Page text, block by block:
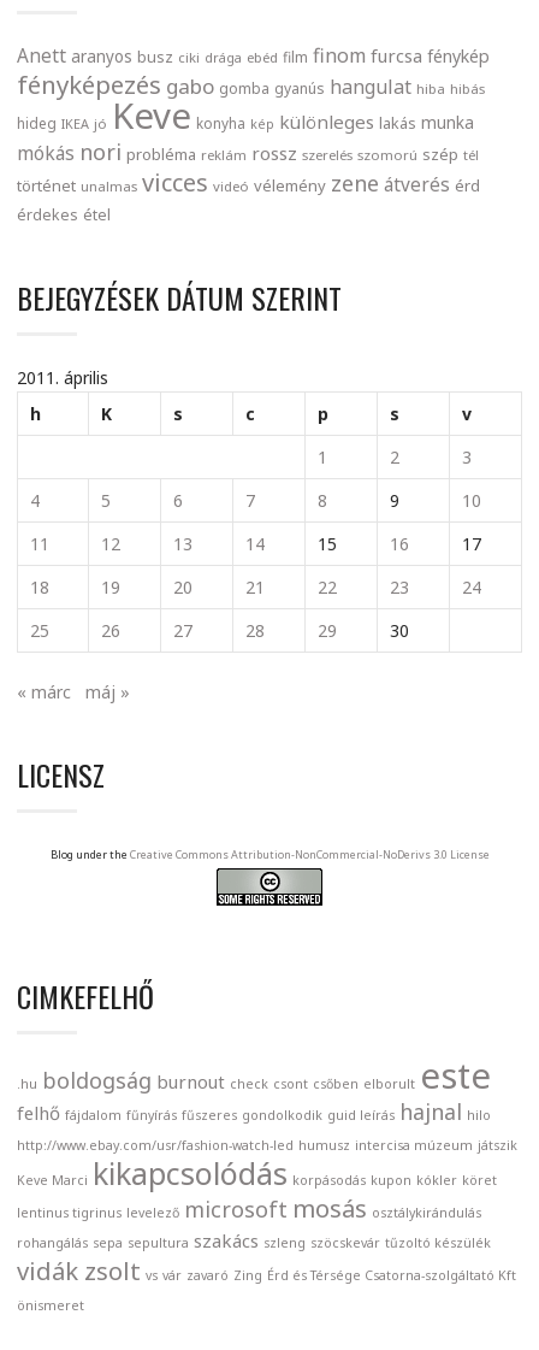
Anett aranyos busz ciki drága ebéd film finom furcsa fénykép
fényképezés gabo gomba gyanús hangulat hiba hibás
hideg IKEA jó Keve konyha kép különleges lakás munka
mókás nori probléma reklám rossz szerelés szomorú szép tél
történet unalmas vicces videó vélemény zene átverés érd
érdekes étel
BEJEGYZÉSEK DÁTUM SZERINT
2011. április
h
K s c p s
v
1
2
3
4
5 6 7 8 9
10
11
12 13 14 15 16
17
18
19 20 21 22 23
24
25
26 27 28 29 30
« márc máj »
LICENSZ
Blog under the Creative Commons Attribution-NonCommercial-NoDerivs 3.0 License
CIMKEFELHŐ
.hu boldogság burnout check csont csőben elborult este
felhő fájdalom fűnyírás fűszeres gondolkodik guid leírás hajnal hilo
http://www.ebay.com/usr/fashion-watch-led humusz intercisa múzeum játszik
Keve Marci kikapcsolódás korpásodás kupon kókler köret
lentinus tigrinus levelező microsoft mosás osztálykirándulás
rohangálás sepa sepultura szakács szleng szöcskevár tűzoltó készülék
vidák zsolt vs vár zavaró Zing Érd és Térsége Csatorna-szolgáltató Kft
önismeret